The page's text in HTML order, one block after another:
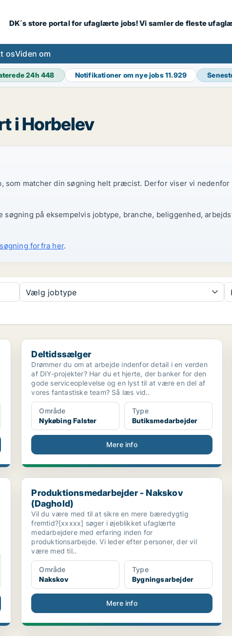
DK´s store portal for ufaglærte jobs! Vi samler de fleste
osViden om
24h448 Notifikationer om nye jobs11.929
i Horbelev
matcher din søgning helt præcist. Derfor viser vi
søgning på eksempelvis jobtype, branche, beliggenhed,
forfra her.
Vælg jobtype
Deltidssælger
Deltidssælger
Drømmer du om at arbejde indenfor detail i en verden
af DIY-projekter? Har du et hjerte, der banker for den
gode serviceoplevelse og en lyst til at være en del af
vores fantastiske team? Så læs vid..
Område
Nykøbing Falster
Type
Butiksmedarbejder
Mere info
Produktionsmedarbejder - Nakskov (Daghold)
Produktionsmedarbejder - Nakskov
(Daghold)
Vil du være med til at sikre en mere bæredygtig
fremtid?[xxxxx] søger i øjeblikket ufaglærte
medarbejdere med erfaring inden for
produktionsarbejde. Vi leder efter personer, der vil
være med til..
Område
Nakskov
Type
Bygningsarbejder
Mere info